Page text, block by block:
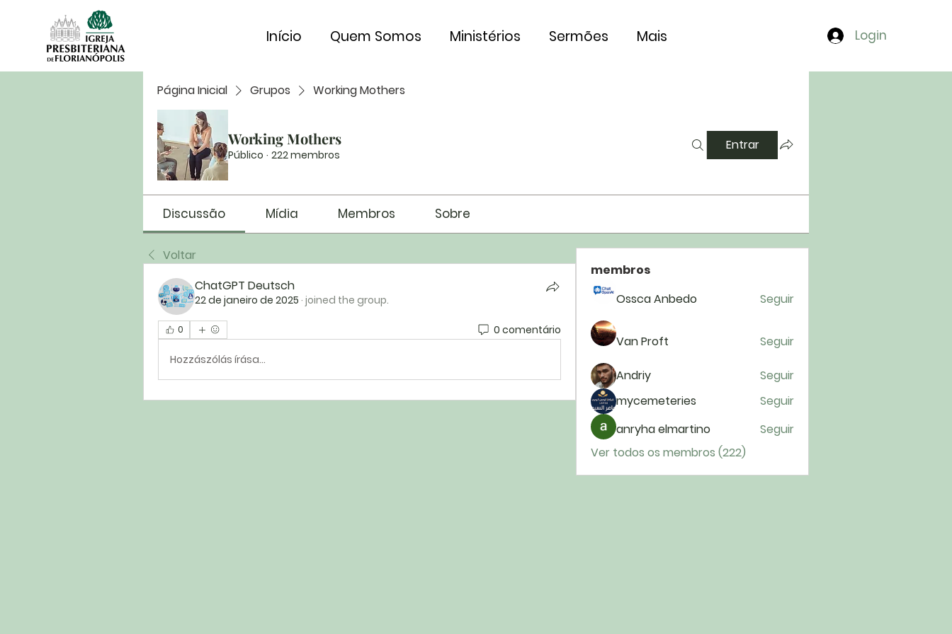
Início Quem Somos Ministérios Sermões Mais Login
Página Inicial Grupos Working Mothers
Working Mothers
Público · 222 membros
Entrar
Discussão Mídia Membros Sobre
Voltar
ChatGPT Deutsch
22 de janeiro de 2025 · joined the group.
0 0 comentário
Hozzászólás írása...
membros
Ossca Anbedo
Seguir
Van Proft Seguir
Andriy
Seguir
mycemeteries
Seguir
anryha elmartino
Seguir
Ver todos os membros (222)